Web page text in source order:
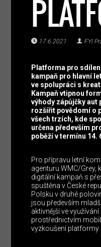
17.6.2021 FYI
Platforma pro
kampaň pro hlavní
ve spolupráci s
Kampaň vtipnou
výhody zápůjčky aut
rozšířit povědomí o
všech trzích, kde
určena především
poběží v termínu 14.
Pro přípravu letní
agenturu WMC/Grey,
digitální kampaň s
spuštěna v České
Polsku v druhé
jsou především
aktivnější ve
prostřednictvím
vyzkoušení platformy